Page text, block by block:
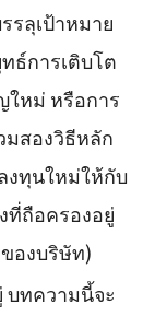
รลุเป้าหมาย
ธ์การเติบโต
ใหม่ หรือการ
มสองวิธีหลัก
งทุนใหม่ให้กับ
ที่ถือครองอยู่
องบริษัท)
บทความนี้จะ